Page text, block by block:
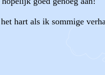
hart als ik sommige